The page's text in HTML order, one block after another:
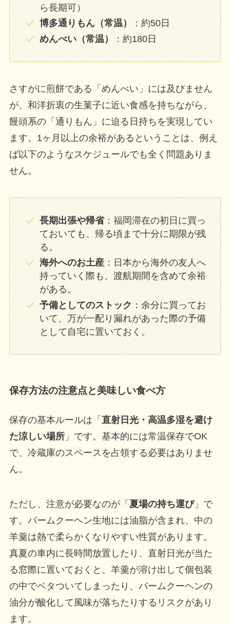
ら長期可）
博多通りもん（常温）
：約50日
めんべい（常温）
：約180日
さすがに煎餅である「めんべい」には及びません
が、和洋折衷の生菓子に近い食感を持ちながら、
饅頭系の「通りもん」に迫る日持ちを実現してい
ます。1ヶ月以上の余裕があるということは、例え
ば以下のようなスケジュールでも全く問題ありま
せん。
長期出張や帰省：福岡滞在の初日に買っ
ておいても、帰る頃まで十分に期限が残
る。
海外へのお土産 ：日本から海外の友人へ
持っていく際も、渡航期間を含めて余裕
がある。
予備としてのストック ：余分に買ってお
いて、万が一配り漏れがあった際の予備
として自宅に置いておく。
保存方法の注意点と美味しい食べ方
保存の基本ルールは「 直射日光・高温多湿を避け
た涼しい場所」です。基本的には常温保存でOK
で、冷蔵庫のスペースを占領する必要はありませ
ん。
ただし、注意が必要なのが「 夏場の持ち運び」で
す。バームクーヘン生地には油脂が含まれ、中の
羊羹は熱で柔らかくなりやすい性質があります。
真夏の車内に長時間放置したり、直射日光が当た
る窓際に置いておくと、羊羹が溶け出して個包装
の中でベタついてしまったり、バームクーヘンの
油分が酸化して風味が落ちたりするリスクがあり
ます。